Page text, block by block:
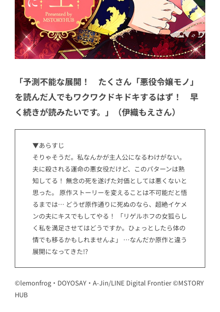
「予測不能な展開！ たくさん「悪役令嬢モノ」
を読んだ人でもワクワクドキドキするはず！ 早
く続きが読みたいです。」（伊織もえさん）
▼あらすじ
そりゃそうだ。私なんかが主人公になるわけがない。
夫に殺される運命の悪女役だけど、このパターンは熟
知してる！ 無念の死を遂げた対価としては悪くないと
思った。 原作ストーリーを変えることは不可能だと悟
るまでは… どうぜ原作通りに死ぬのなら、超絶イケメ
ンの夫にキスでもしてやる！ 「リゲルホフの女狐らし
く私を満足させてはどうですか。ひょっとしたら体の
情でも移るかもしれませんよ」 …なんだか原作と違う
展開になってきた!?
©lemonfrog・DOYOSAY・A-Jin/LINE Digital Frontier ©MSTORY
HUB